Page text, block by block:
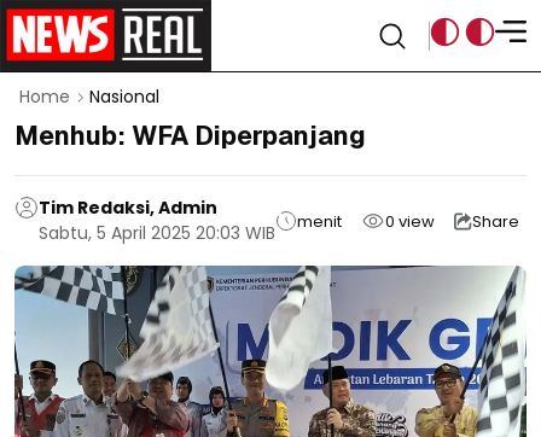
Home Nasional
Menhub: WFA Diperpanjang
Tim Redaksi, Admin
Sabtu, 5 April 2025 20:03 WIB
menit 0 view Share